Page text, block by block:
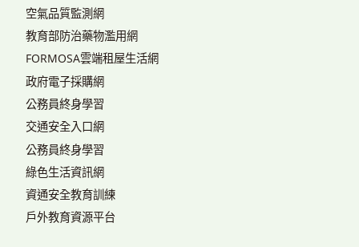
空氣品質監測網
教育部防治藥物濫用網
FORMOSA雲端租屋生活網
政府電子採購網
公務員終身學習
交通安全入口網
公務員終身學習
綠色生活資訊網
資通安全教育訓練
戶外教育資源平台